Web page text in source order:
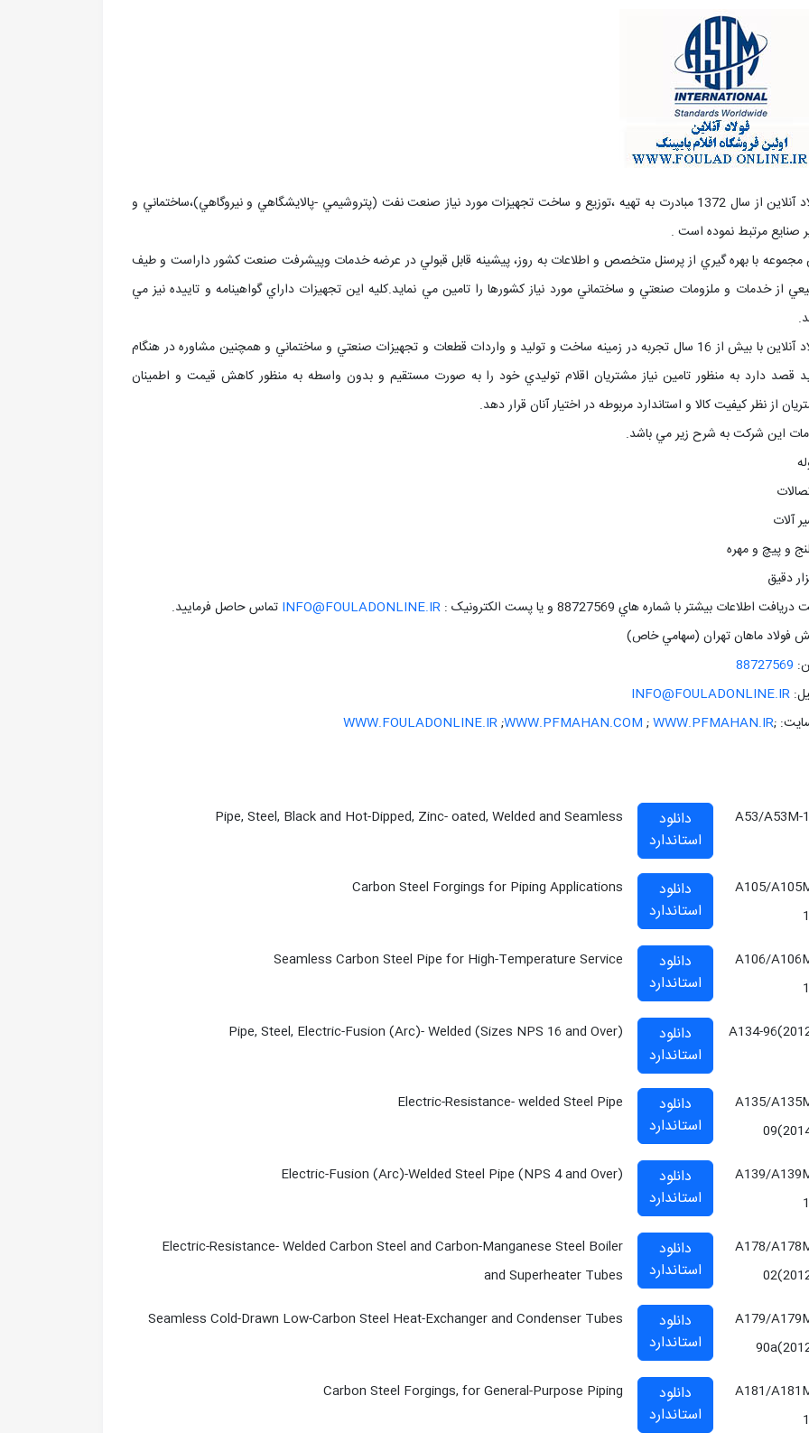
فولاد آنلاین از سال 1372 مبادرت به تهيه ،توزيع و ساخت تجهيزات مورد نياز صنعت نفت (پتروشيمي -پالايشگاهي و نيروگاهي)،ساختماني و
صنايع مرتبط نموده است .
مجموعه با بهره گيري از پرسنل متخصص و اطلاعات به روز، پيشينه قابل قبولي در عرضه خدمات وپيشرفت صنعت کشور داراست و طيف
از خدمات و ملزومات صنعتي و ساختماني مورد نياز کشورها را تامين مي نمايد.کليه اين تجهيزات داراي گواهينامه و تاييده نيز مي
فولاد آنلاین با بيش از 16 سال تجربه در زمينه ساخت و توليد و واردات قطعات و تجهيزات صنعتي و ساختماني و همچنين مشاوره در هنگام
قصد دارد به منظور تامين نياز مشتريان اقلام توليدي خود را به صورت مستقيم و بدون واسطه به منظور کاهش قيمت و اطمينان
از نظر کيفيت کالا و استاندارد مربوطه در اختيار آنان قرار دهد.
اين شرکت به شرح زير مي باشد.
آلات
و پيچ و مهره
دقيق
اطلاعات بيشتر با شماره هاي 88727569 و يا پست الکترونيک :
INFO@FOULADONLINE.IR تماس حاصل فرماييد.
فولاد ماهان تهران (سهامي خاص)
88727569
INFO@FOULADONLINE.IR
;
WWW.FOULADONLINE.IR;WWW.PFMAHAN.COM ;WWW.PFMAHAN.IR
A53/A53M-
دانلود
استاندارد
Pipe, Steel, Black and Hot-Dipped, Zinc- oated, Welded and Seamless
A105/
دانلود
استاندارد
Carbon Steel Forgings for Piping Applications
A106/
دانلود
استاندارد
Seamless Carbon Steel Pipe for High-Temperature Service
A134-
دانلود
استاندارد
Pipe, Steel, Electric-Fusion (Arc)- Welded (Sizes NPS 16 and Over)
A135/
دانلود
استاندارد
Electric-Resistance- welded Steel Pipe
A139/
دانلود
استاندارد
Electric-Fusion (Arc)-Welded Steel Pipe (NPS 4 and Over)
A178/
دانلود
استاندارد
Electric-Resistance- Welded Carbon Steel and Carbon-Manganese Steel Boiler
and Superheater Tubes
A179/
دانلود
استاندارد
Seamless Cold-Drawn Low-Carbon Steel Heat-Exchanger and Condenser Tubes
A181/
دانلود
استاندارد
Carbon Steel Forgings, for General-Purpose Piping